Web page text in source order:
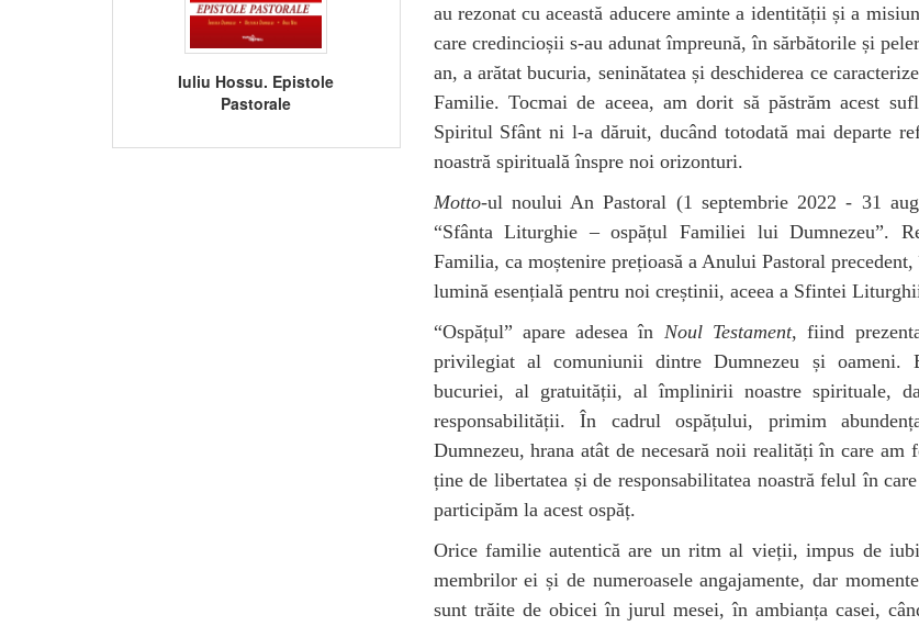
Iuliu Hossu. Epistole
Pastorale
au rezonat cu această aducere aminte a identității și a
care credincioșii s-au adunat împreună, în sărbătorile și
an, a arătat bucuria, seninătatea și deschiderea ce
Familie. Tocmai de aceea, am dorit să păstrăm acest
Spiritul Sfânt ni l-a dăruit, ducând totodată mai departe
noastră spirituală înspre noi orizonturi.
Motto-ul noului An Pastoral (1 septembrie 2022 - 31
“Sfânta Liturghie – ospățul Familiei lui Dumnezeu”.
Familia, ca moștenire prețioasă a Anului Pastoral
lumină esențială pentru noi creștinii, aceea a Sfintei
“Ospățul” apare adesea în Noul Testament, fiind
privilegiat al comuniunii dintre Dumnezeu și oameni.
bucuriei, al gratuității, al împlinirii noastre spirituale,
responsabilității. În cadrul ospățului, primim
Dumnezeu, hrana atât de necesară noii realități în care am
ține de libertatea și de responsabilitatea noastră felul în
participăm la acest ospăț.
Orice familie autentică are un ritm al vieții, impus de
membrilor ei și de numeroasele angajamente, dar
sunt trăite de obicei în jurul mesei, în ambianța casei,